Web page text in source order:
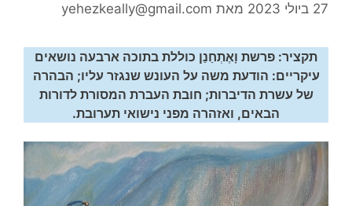
27 ביולי 2023 מאת yehezkeally@gmail.com
תקציר: פרשת וָאֶתְחַנַן כוללת בתוכה ארבעה נושאים
עיקריים: הודעת משה על העונש שנגזר עליו; הבהרה
של עשרת הדיברות; חובת העברת המסורת לדורות
הבאים, ואזהרה מפני נישואי תערובת.